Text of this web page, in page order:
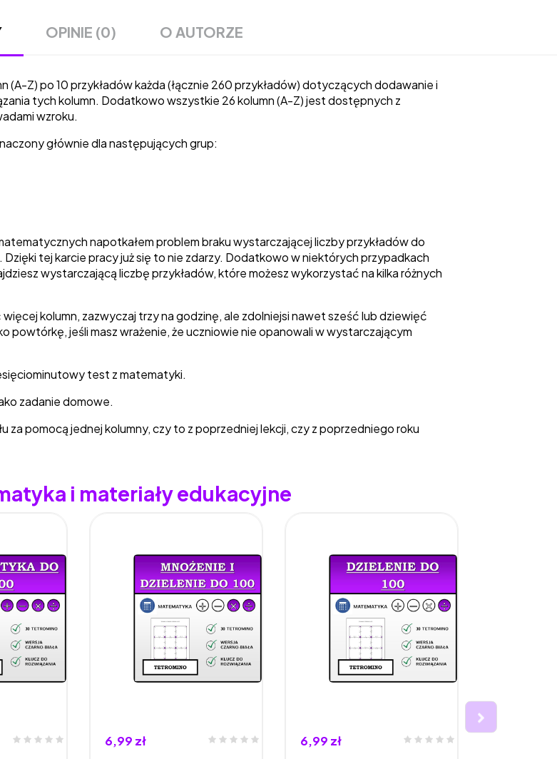
OPINIE (0) O AUTORZE
(A-Z) po 10 przykładów każda (łącznie 260 przykładów) dotyczących dodawanie i
tych kolumn. Dodatkowo wszystkie 26 kolumn (A-Z) jest dostępnych z
wzroku.
głównie dla następujących grup:
napotkałem problem braku wystarczającej liczby przykładów do
tej karcie pracy już się to nie zdarzy. Dodatkowo w niektórych przypadkach
wystarczającą liczbę przykładów, które możesz wykorzystać na kilka różnych
kolumn, zazwyczaj trzy na godzinę, ale zdolniejsi nawet sześć lub dziewięć
powtórkę, jeśli masz wrażenie, że uczniowie nie opanowali w wystarczającym
test z matematyki.
zadanie domowe.
pomocą jednej kolumny, czy to z poprzedniej lekcji, czy z poprzedniego roku
i materiały edukacyjne
6,99 zł 6,99 zł